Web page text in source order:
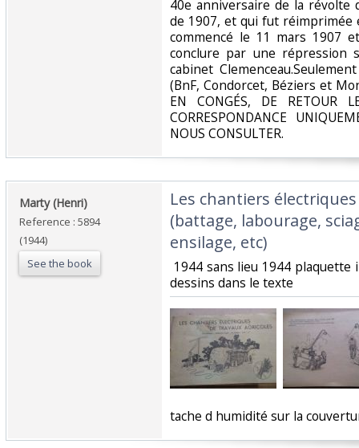
40e anniversaire de la révolte
de 1907, et qui fut réimprimée
commencé le 11 mars 1907
conclure par une répression
cabinet
(BnF, Condorcet, Béziers et
EN CONGÉS, DE RETOUR
CORRESPONDANCE
NOUS CONSULTER.‎
‎Marty (Henri)‎
Reference : 5894
(1944)
See the book
‎Les chantiers
(battage, labourage,
ensilage, etc)‎
1944 sans lieu 1944
dessins dans le texte‎
‎tache d humidité sur la